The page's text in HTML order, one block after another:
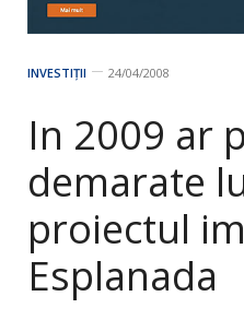
INVESTIȚII 24/04/2008
In 2009 ar
demarate
proiectul
Esplanada